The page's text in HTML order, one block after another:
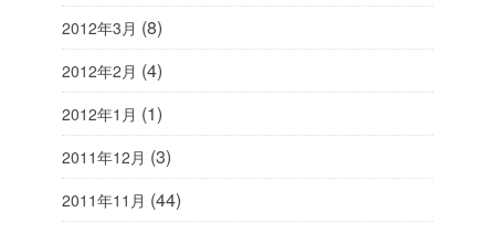
2012年3月 (8)
2012年2月 (4)
2012年1月 (1)
2011年12月 (3)
2011年11月 (44)